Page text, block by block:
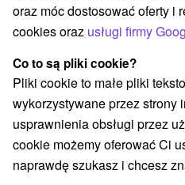
Wszystkie kategorie
Pobyty
Wellness pobyty(41)
Romantyczne wypady
Wakacje rodzinne(39)
Wybierz lokalizację
Najlepiej sprzedające
oraz móc dostosować oferty i
cookies oraz usługi firmy
Co to są pliki cookie?
Pliki cookie to małe pliki
wykorzystywane przez strony
usprawnienia obsługi przez
cookie możemy oferować Ci
naprawdę szukasz i chcesz